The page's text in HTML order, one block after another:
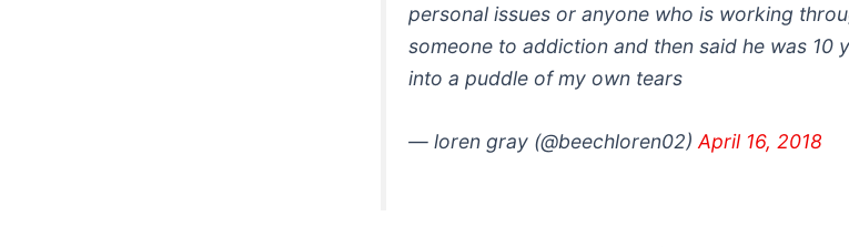
personal issues or anyone who is working
someone to addiction and then said he was 10
into a puddle of my own tears
— loren gray (@beechloren02)April 16, 2018